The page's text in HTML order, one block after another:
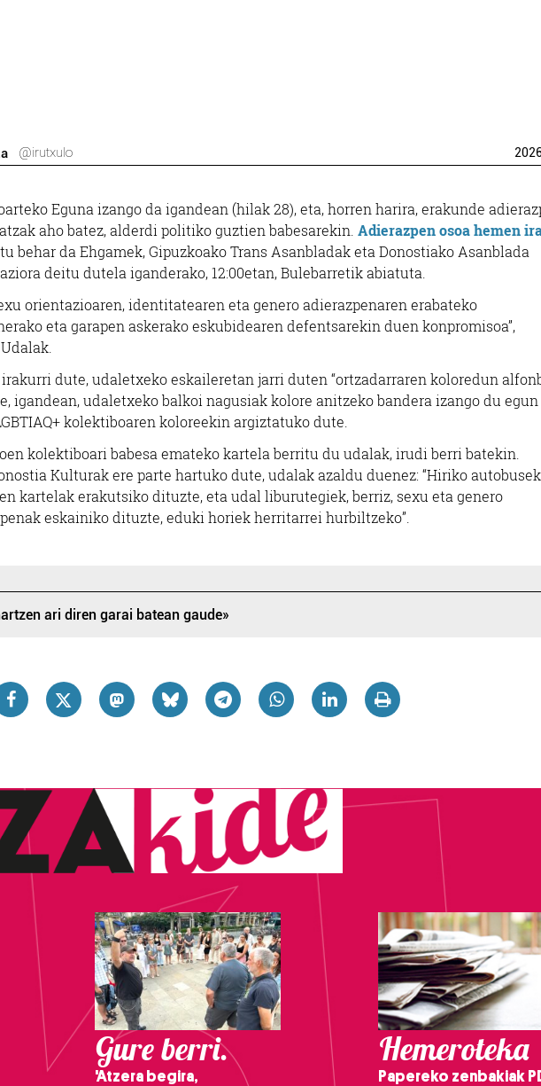
@irutxulo
Eguna izango da igandean (hilak 28), eta, horren harira, erakunde
aho batez, alderdi politiko guztien babesarekin. Adierazpen osoa hemen
behar da Ehgamek, Gipuzkoako Trans Asanbladak eta Donostiako Asanblada
deitu dutela iganderako, 12:00etan, Bulebarretik abiatuta.
orientazioaren, identitatearen eta genero adierazpenaren erabateko
eta garapen askerako eskubidearen defentsarekin duen konpromisoa”,
dute, udaletxeko eskaileretan jarri duten “ortzadarraren koloredun
igandean, udaletxeko balkoi nagusiak kolore anitzeko bandera izango du egun
kolektiboaren koloreekin argiztatuko dute.
kolektiboari babesa emateko kartela berritu du udalak, irudi berri batekin.
Kulturak ere parte hartuko dute, udalak azaldu duenez: “Hiriko autobusek
kartelak erakutsiko dituzte, eta udal liburutegiek, berriz, sexu eta genero
eskainiko dituzte, eduki horiek herritarrei hurbiltzeko”.
ari diren garai batean gaude»
Gure berri.
'Atzera begira,
Hemeroteka
Papereko zenbakiak